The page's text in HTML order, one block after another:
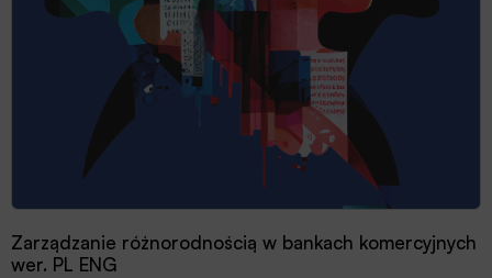
Zarządzanie różnorodnością w bankach komercyjnych
wer. PL ENG